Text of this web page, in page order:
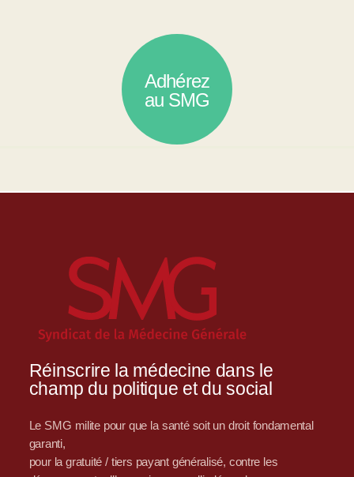
Adhérez
au SMG
Réinscrire la médecine dans le
champ du politique et du social
Le SMG milite pour que la santé soit un droit fondamental
garanti,
pour la gratuité / tiers payant généralisé, contre les